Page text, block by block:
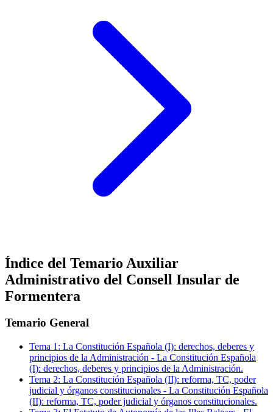
Índice del Temario Auxiliar
Administrativo del Consell Insular de
Formentera
Temario General
Tema 1 : La Constitución Española (I): derechos, deberes y
principios de la Administración - La Constitución Española
(I): derechos, deberes y principios de la Administración.
Tema 2: La Constitución Española (II): reforma, TC, poder
judicial y órganos constitucionales - La Constitución Española
(II): reforma, TC, poder judicial y órganos constitucionales.